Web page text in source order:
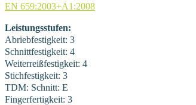
EN 659:2003+A1:2008
Leistungsstufen:
Abriebfestigkeit: 3
Schnittfestigkeit: 4
Weiterreißfestigkeit: 4
Stichfestigkeit: 3
TDM: Schnitt: E
Fingerfertigkeit: 3